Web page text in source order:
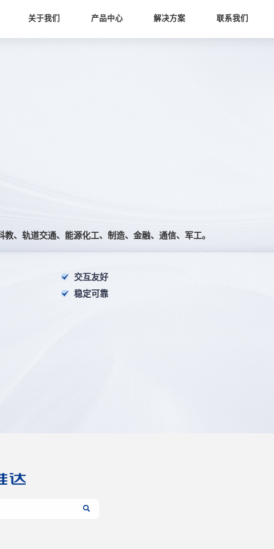
关于我们 产品中心 解决方案 联系我们
、轨道交通、能源化工、制造、金融、通信、军工。
交互友好
稳定可靠